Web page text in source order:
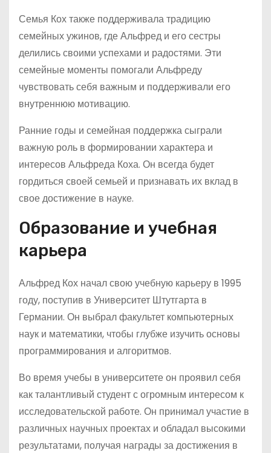
Семья Кох также поддерживала традицию
семейных ужинов, где Альфред и его сестры
делились своими успехами и радостями. Эти
семейные моменты помогали Альфреду
чувствовать себя важным и поддерживали его
внутреннюю мотивацию.
Ранние годы и семейная поддержка сыграли
важную роль в формировании характера и
интересов Альфреда Коха. Он всегда будет
гордиться своей семьей и признавать их вклад в
свое достижение в науке.
Образование и учебная
карьера
Альфред Кох начал свою учебную карьеру в 1995
году, поступив в Университет Штутгарта в
Германии. Он выбрал факультет компьютерных
наук и математики, чтобы глубже изучить основы
программирования и алгоритмов.
Во время учебы в университете он проявил себя
как талантливый студент с огромным интересом к
исследовательской работе. Он принимал участие в
различных научных проектах и обладал высокими
результатами, получая награды за достижения в